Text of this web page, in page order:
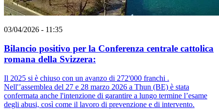
03/04/2026 - 11:35
Bilancio positivo per la Conferenza centrale cattolica
romana della Svizzera:
Il 2025 si è chiuso con un avanzo di 272'000 franchi .
Nell'’assemblea del 27 e 28 marzo 2026 a Thun (BE) è stata
confermata anche l'intenzione di garantire a lungo termine l’esame
degli abusi, così come il lavoro di prevenzione e di intervento.